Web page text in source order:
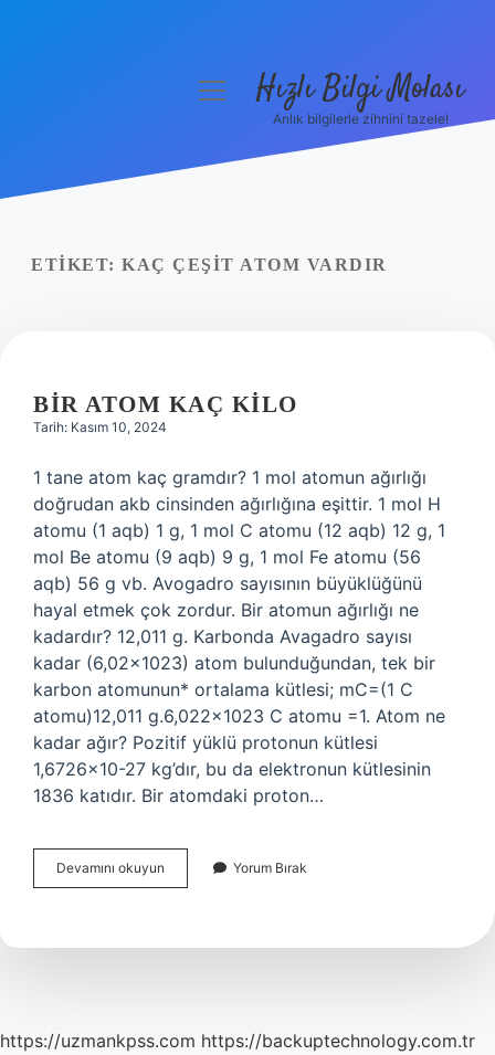
Yasal Uyarı
menüyüHızlı Bilgi Molası
Anlık bilgilerle zihnini tazele!
ETIKET: KAÇ ÇEŞIT ATOM VARDIR
BIR ATOM KAÇ KILO
Tarih: Kasım 10, 2024
1 tane atom kaç gramdır? 1 mol atomun ağırlığı
doğrudan akb cinsinden ağırlığına eşittir. 1 mol H
atomu (1 aqb) 1 g, 1 mol C atomu (12 aqb) 12 g, 1
mol Be atomu (9 aqb) 9 g, 1 mol Fe atomu (56
aqb) 56 g vb. Avogadro sayısının büyüklüğünü
hayal etmek çok zordur. Bir atomun ağırlığı ne
kadardır? 12,011 g. Karbonda Avagadro sayısı
kadar (6,02×1023) atom bulunduğundan, tek bir
karbon atomunun* ortalama kütlesi; mC=(1 C
atomu)12,011 g.6,022×1023 C atomu =1. Atom ne
kadar ağır? Pozitif yüklü protonun kütlesi
1,6726×10-27 kg’dır, bu da elektronun kütlesinin
1836 katıdır. Bir atomdaki proton…
Devamını okuyun
Atom
Yorum Bırak
https://uzmankpss.com https://backuptechnology.com.tr